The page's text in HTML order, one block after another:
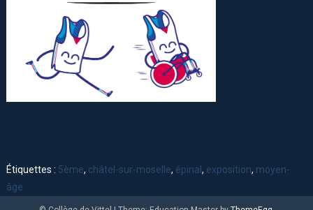
Étiquettes : 5ème, châtel-sur-moselle, épinal, exposition, moyen-
âge